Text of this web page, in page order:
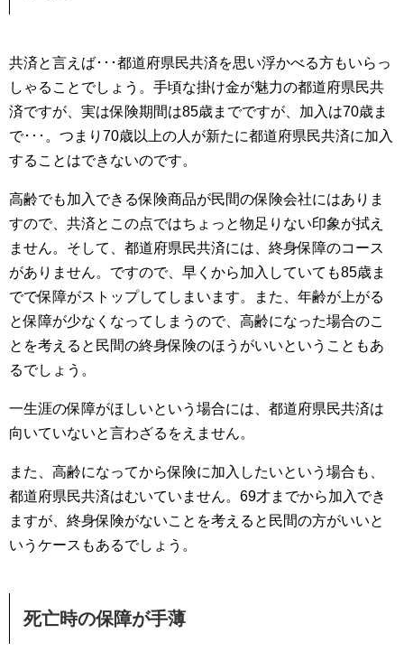
共済と言えば･･･都道府県民共済を思い浮かべる方もいらっ
しゃることでしょう。手頃な掛け金が魅力の都道府県民共
済ですが、実は保険期間は85歳までですが、加入は70歳ま
で･･･。つまり70歳以上の人が新たに都道府県民共済に加入
することはできないのです。
高齢でも加入できる保険商品が民間の保険会社にはありま
すので、共済とこの点ではちょっと物足りない印象が拭え
ません。そして、都道府県民共済には、終身保障のコース
がありません。ですので、早くから加入していても85歳ま
でで保障がストップしてしまいます。また、年齢が上がる
と保障が少なくなってしまうので、高齢になった場合のこ
とを考えると民間の終身保険のほうがいいということもあ
るでしょう。
一生涯の保障がほしいという場合には、都道府県民共済は
向いていないと言わざるをえません。
また、高齢になってから保険に加入したいという場合も、
都道府県民共済はむいていません。69才までから加入でき
ますが、終身保険がないことを考えると民間の方がいいと
いうケースもあるでしょう。
死亡時の保障が手薄